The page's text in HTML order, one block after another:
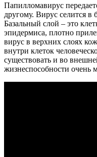
Папилломавирус
другому. Вирус селится в
Базальный слой – это
эпидермиса, плотно
вирус в верхних слоях
внутри клеток
существовать и во
жизнеспособности очень